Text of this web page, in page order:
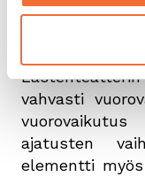
uuden
yleisö –
vahvasti
ajatusten
elementti